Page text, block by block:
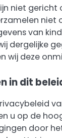
niet gericht
niet
van
dergelijke
wij deze
in dit
u op de
door